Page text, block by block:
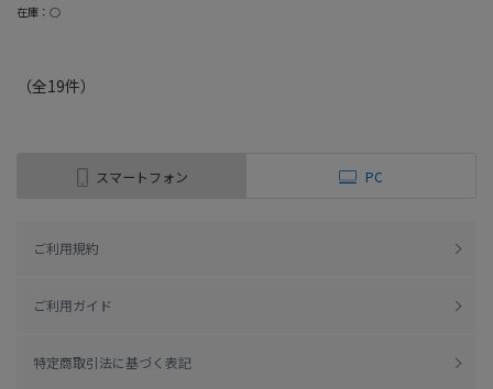
在庫：○
（全19件）
スマートフォン PC
ご利用規約
ご利用ガイド
特定商取引法に基づく表記